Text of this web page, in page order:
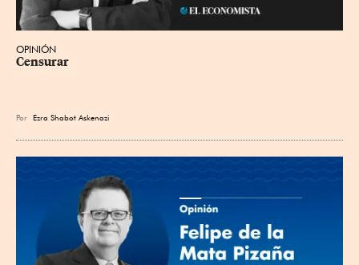
OPINIÓN
Censurar
Por Ezra Shabot Askenazi